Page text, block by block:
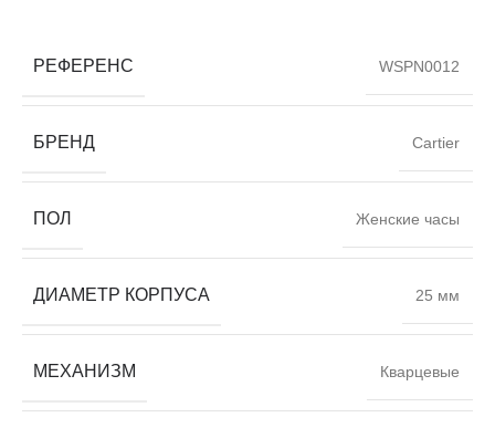
РЕФЕРЕНС WSPN0012
БРЕНД Cartier
ПОЛ Женские часы
ДИАМЕТР КОРПУСА 25 мм
МЕХАНИЗМ Кварцевые